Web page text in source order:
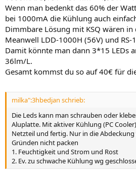
Wenn man bedenkt das 60% der
bei 1000mA die Kühlung auch
Dimmbare Lösung mit KSQ wären in
Meanwell LDD-1000H (56V) und RS-
Damit könnte man dann 3*15 LEDs
36lm/L.
Gesamt kommst du so auf 40€ für
milka":3hbedjan schrieb:
Die Leds kann man schrauben oder
Aluplatte. Mit aktiver Kühlung (PC
Netzteil und fertig. Nur in die Abdeckung
Gründen nicht packen
1. Feuchtigkeit und Strom und Rost
2. Ev. zu schwache Kühlung wg